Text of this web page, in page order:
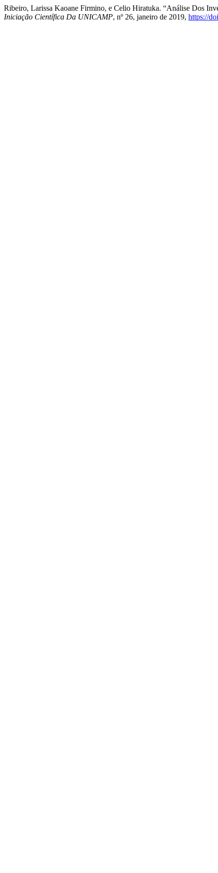
Ribeiro, Larissa Kaoane Firmino, e Celio Hiratuka. “Análise Dos
Iniciação Científica Da UNICAMP, nº 26, janeiro de 2019, https://